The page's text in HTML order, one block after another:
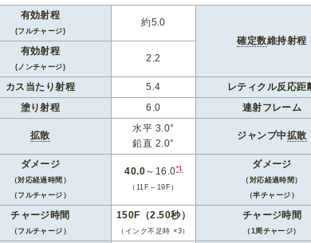
有効射程
(フルチャージ)
約5.0
確定数維持射程
有効射程
(ノンチャージ)
2.2
カス当たり射程 5.4 レティクル反応距
塗り射程
6.0 連射フレーム
拡散
水平 3.0°
鉛直 2.0°
ジャンプ中拡散
ダメージ
（対応経過時間）
（フルチャージ）
40.0～16.0*1
（11F～19F）
ダメージ
（対応経過時間）
（半チャージ）
チャージ時間
（フルチャージ）
150F（2.50秒）
（インク不足時 ×3）
チャージ時間
（1周チャージ）